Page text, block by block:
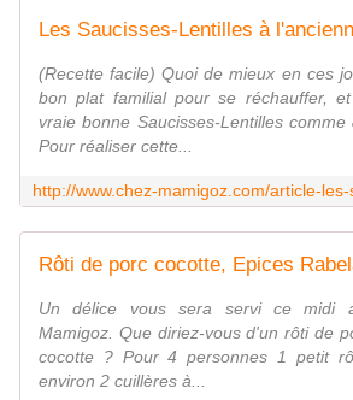
(Recette facile) Quoi de mieux en ces
bon plat familial pour se réchauffer,
vraie bonne Saucisses-Lentilles comme
Pour réaliser cette...
Un délice vous sera servi ce midi
Mamigoz. Que diriez-vous d'un rôti de
cocotte ? Pour 4 personnes 1 petit
environ 2 cuillères à...